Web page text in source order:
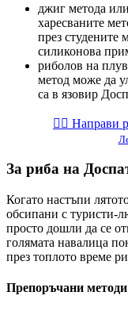
джиг метода
харесваните
през студените
силиконова
риболов на
метод може да
са в язовир
👉🏻️ Направи
За риба на
Когато настъпи
обсипани с туристи-
просто дошли да се
голямата навалица
през топлото време
Препоръчани методи